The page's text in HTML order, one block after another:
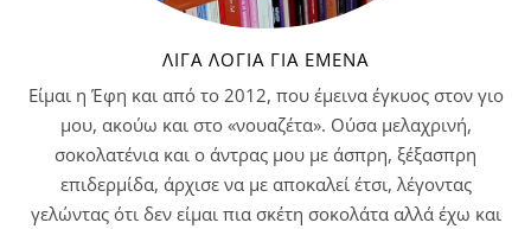
ΛΊΓΑ ΛΌΓΙΑ ΓΙΑ ΕΜΈΝΑ
Είμαι η Έφη και από το 2012, που έμεινα έγκυος στον γιο
μου, ακούω και στο «νουαζέτα». Ούσα μελαχρινή,
σοκολατένια και ο άντρας μου με άσπρη, ξέξασπρη
επιδερμίδα, άρχισε να με αποκαλεί έτσι, λέγοντας
γελώντας ότι δεν είμαι πια σκέτη σοκολάτα αλλά έχω και